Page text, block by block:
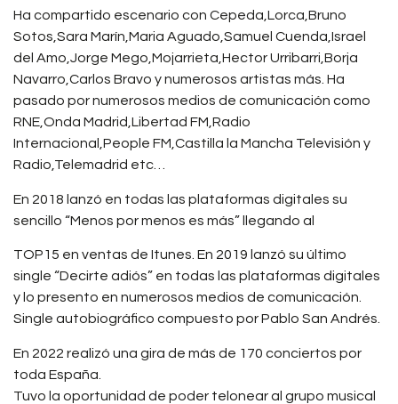
Ha compartido escenario con Cepeda,Lorca,Bruno
Sotos,Sara Marín,Maria Aguado,Samuel Cuenda,Israel
del Amo,Jorge Mego,Mojarrieta,Hector Urribarri,Borja
Navarro,Carlos Bravo y numerosos artistas más. Ha
pasado por numerosos medios de comunicación como
RNE,Onda Madrid,Libertad FM,Radio
Internacional,People FM,Castilla la Mancha Televisión y
Radio,Telemadrid etc…
En 2018 lanzó en todas las plataformas digitales su
sencillo “Menos por menos es más” llegando al
TOP15 en ventas de Itunes. En 2019 lanzó su último
single “Decirte adiós” en todas las plataformas digitales
y lo presento en numerosos medios de comunicación.
Single autobiográfico compuesto por Pablo San Andrés.
En 2022 realizó una gira de más de 170 conciertos por
toda España.
Tuvo la oportunidad de poder telonear al grupo musical